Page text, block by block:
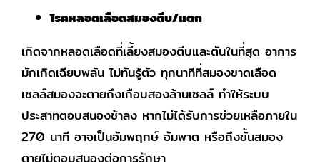
โรคหลอดเลือดสมองตีบ/แตก
เกิดจากหลอดเลือดที่เลี้ยงสมองตีบและตันในที่สุด อาการ
มักเกิดเฉียบพลัน ไม่ทันรู้ตัว ทุกนาทีที่สมองขาดเลือด
เซลล์สมองจะตายถึงเกือบสองล้านเซลล์ ทำให้ระบบ
ประสาทตอบสนองช้าลง หากไม่ได้รับการช่วยเหลือภายใน
270 นาที อาจเป็นอัมพฤกษ์ อัมพาต หรือถึงขั้นสมอง
ตายไม่ตอบสนองต่อการรักษา